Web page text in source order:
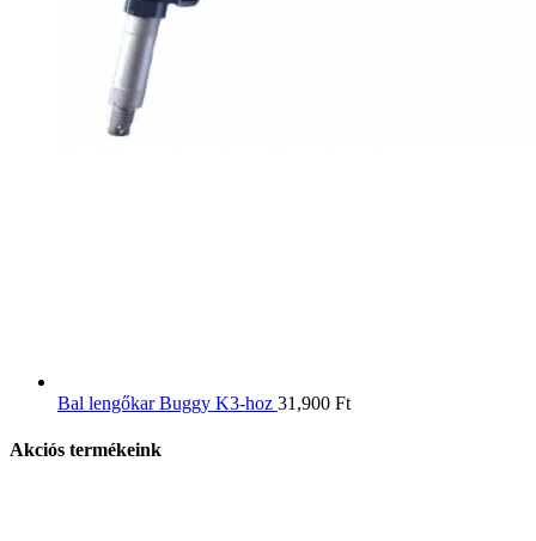
Bal lengőkar Buggy K3-hoz 31,900 Ft
Akciós termékeink